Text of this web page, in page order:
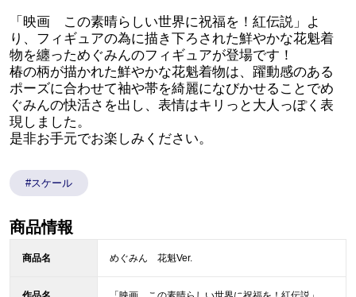
「映画 この素晴らしい世界に祝福を！紅伝説」よ
り、フィギュアの為に描き下ろされた鮮やかな花魁着
物を纏っためぐみんのフィギュアが登場です！
椿の柄が描かれた鮮やかな花魁着物は、躍動感のある
ポーズに合わせて袖や帯を綺麗になびかせることでめ
ぐみんの快活さを出し、表情はキリっと大人っぽく表
現しました。
是非お手元でお楽しみください。
#スケール
商品情報
商品名 めぐみん 花魁Ver.